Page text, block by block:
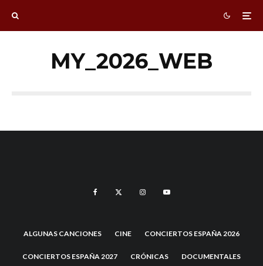
MY_2026_WEB
ALGUNAS CANCIONES CINE CONCIERTOS ESPAÑA 2026
CONCIERTOS ESPAÑA 2027 CRÓNICAS DOCUMENTALES